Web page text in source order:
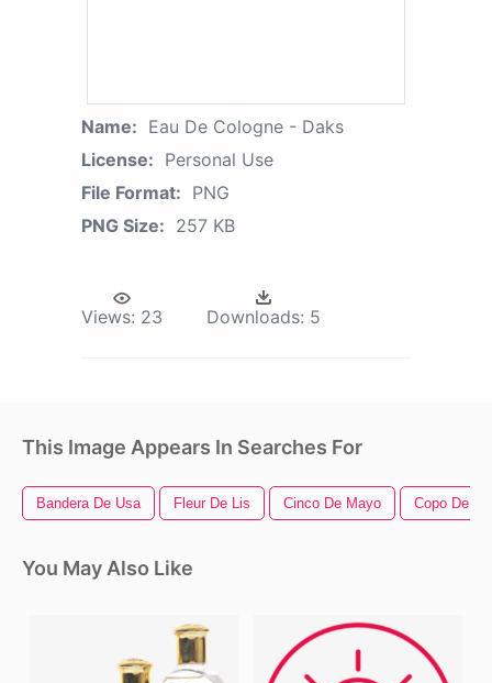
Name: Eau De Cologne - Daks
License: Personal Use
File Format: PNG
PNG Size: 257 KB
Views: 23 Downloads: 5
This Image Appears In Searches For
Bandera De Usa Fleur De Lis Cinco De Mayo Copo De
You May Also Like